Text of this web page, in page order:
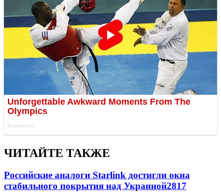
ЧИТАЙТЕ ТАКЖЕ
Российские аналоги Starlink достигли окна
стабильного покрытия над Украиной2817